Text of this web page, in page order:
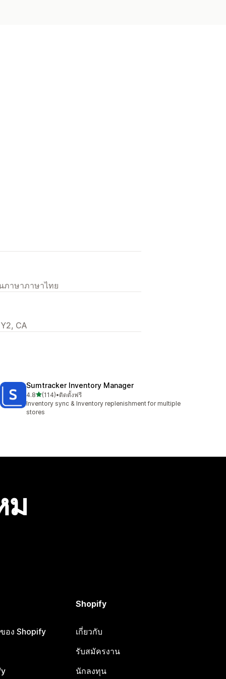
ภาษาภาษาไทย
CA
Sumtracker Inventory Manager
4.8เต็ม 5 ดาว
(114)
ทั้งหมด 114 รีวิว
•ติดตั้งฟรี
Inventory sync & Inventory replenishment for multiple
stores
ม
อง Shopify
Shopify
เกี่ยวกับ
รับสมัครงาน
นักลงทุน